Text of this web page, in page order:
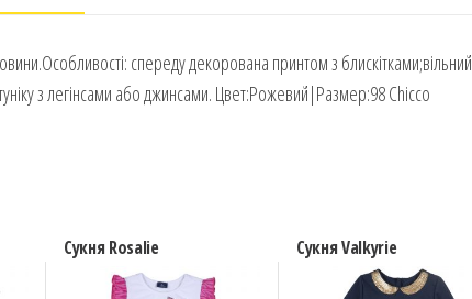
спереду декорована принтом з блискітками;вільний
з легінсами або джинсами. Цвет:Рожевий|Размер:98 Chicco
Сукня Rosalie Сукня Valkyrie